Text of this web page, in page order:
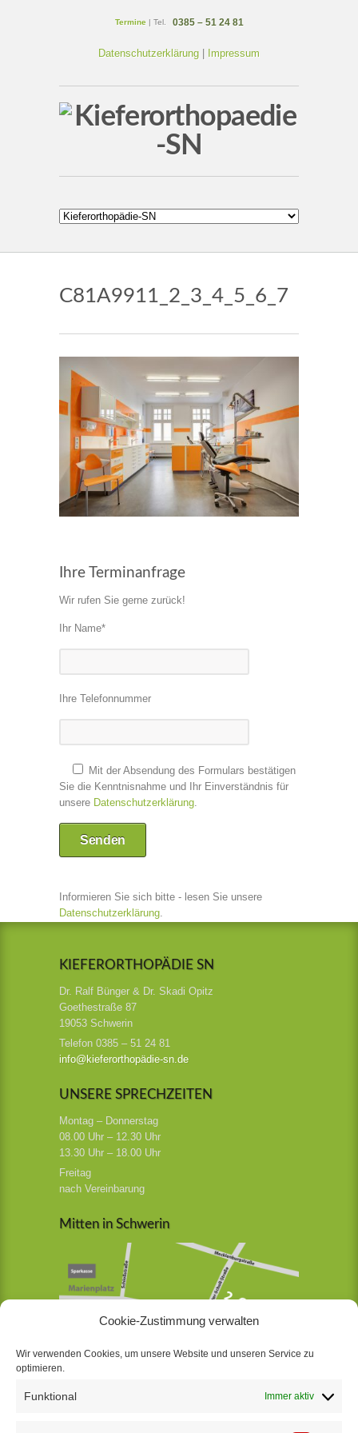
Cookie-Zustimmung verwalten
Wir verwenden Cookies, um unsere Website und unseren Service zu
optimieren.
Funktional Immer aktiv
Termine| Tel. 0385 – 51 24 81
Datenschutzerklärung Impressum
C81A9911_2_3_4_5_6_7
Ihre Terminanfrage
Wir rufen Sie gerne zurück!
Ihr Name*
Ihre Telefonnummer
Mit der Absendung des Formulars bestätigen
Sie die Kenntnisnahme und Ihr Einverständnis für
unsere Datenschutzerklärung.
Informieren Sie sich bitte - lesen Sie unsere
Datenschutzerklärung.
KIEFERORTHOPÄDIE SN
Dr. Ralf Bünger & Dr. Skadi Opitz
Goethestraße 87
19053 Schwerin
Telefon 0385 – 51 24 81
info@kieferorthopädie-sn.de
UNSERE SPRECHZEITEN
Montag – Donnerstag
08.00 Uhr – 12.30 Uhr
13.30 Uhr – 18.00 Uhr
Freitag
nach Vereinbarung
Mitten in Schwerin